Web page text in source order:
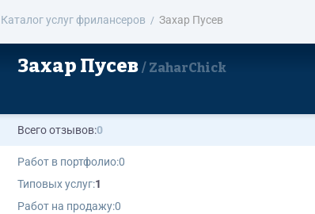
Каталог услуг фрилансеров Захар Пусев
Захар Пусев ZaharChick
Всего отзывов:0
Работ в портфолио:0
Типовых услуг:1
Работ на продажу:0